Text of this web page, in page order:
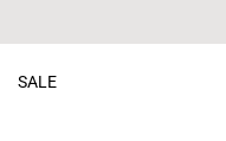
SALE